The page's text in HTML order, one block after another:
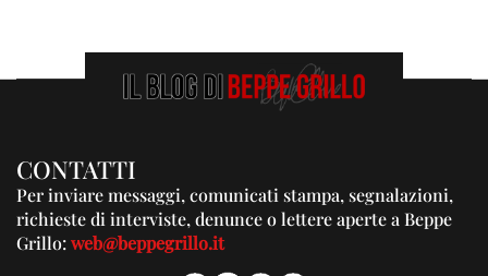
CONTATTI
Per inviare messaggi, comunicati stampa, segnalazioni,
richieste di interviste, denunce o lettere aperte a Beppe
Grillo:web@beppegrillo.it